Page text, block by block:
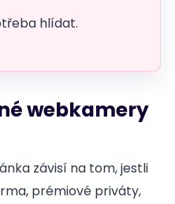
hlídat.
webkamery
závisí na tom, jestli
prémiové priváty,